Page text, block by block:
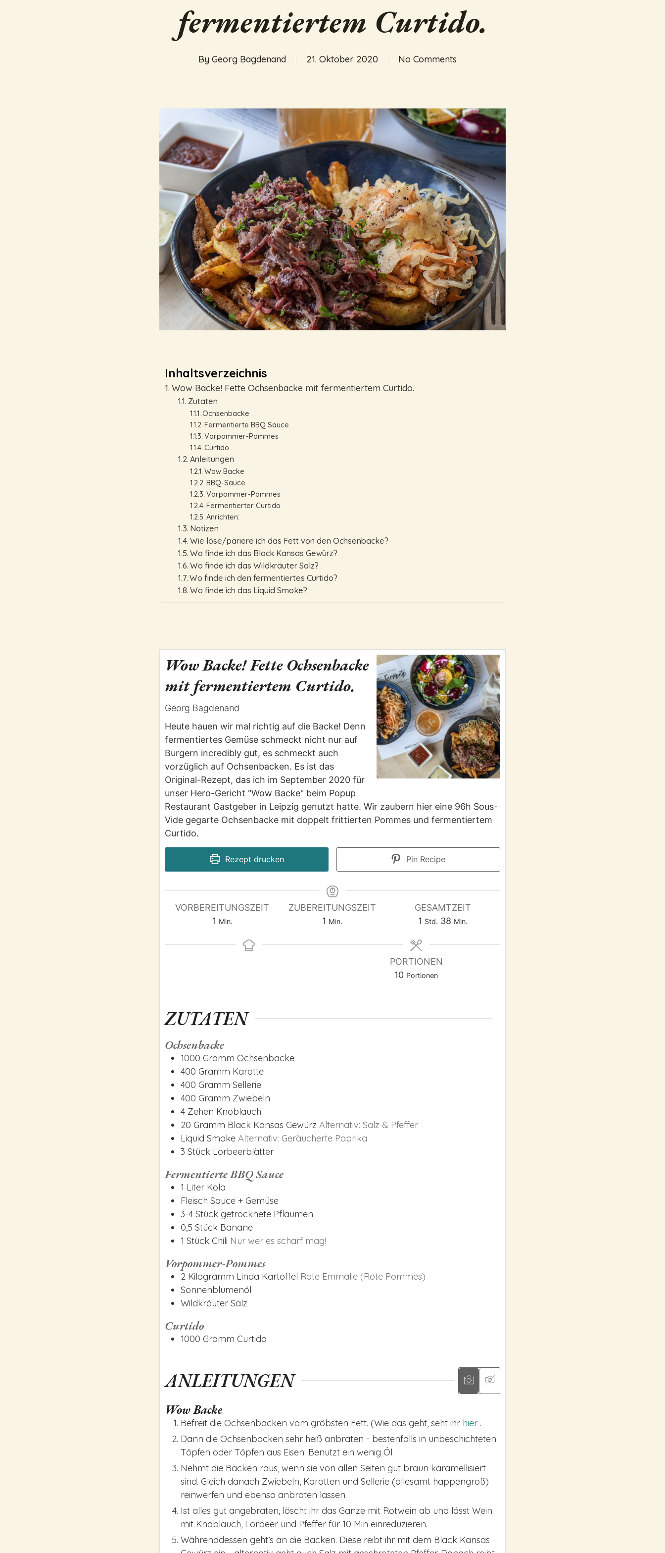
fermentiertem Curtido.
By Georg Bagdenand 21. Oktober 2020 No Comments
Inhaltsverzeichnis
Wow Backe! Fette Ochsenbacke mit fermentiertem Curtido.
Zutaten
Ochsenbacke
Fermentierte BBQ Sauce
Vorpommer-Pommes
Curtido
Anleitungen
Wow Backe
BBQ-Sauce
Vorpommer-Pommes
Fermentierter Curtido
Anrichten:
Notizen
Wie löse/pariere ich das Fett von den Ochsenbacke?
Wo finde ich das Black Kansas Gewürz?
Wo finde ich das Wildkräuter Salz?
Wo finde ich den fermentiertes Curtido?
Wo finde ich das Liquid Smoke?
Wow Backe! Fette Ochsenbacke
mit fermentiertem Curtido.
Georg Bagdenand
Heute hauen wir mal richtig auf die Backe! Denn
fermentiertes Gemüse schmeckt nicht nur auf
Burgern incredibly gut, es schmeckt auch
vorzüglich auf Ochsenbacken. Es ist das
Original-Rezept, das ich im September 2020 für
unser Hero-Gericht "Wow Backe" beim Popup
Restaurant Gastgeber in Leipzig genutzt hatte. Wir zaubern hier eine 96h Sous-
Vide gegarte Ochsenbacke mit doppelt frittierten Pommes und fermentiertem
Curtido.
Rezept drucken Pin Recipe
VORBEREITUNGSZEIT
1 minute
Min.
ZUBEREITUNGSZEIT
1 minute
Min.
GESAMTZEIT
1 Stunde
Std. 38Minuten
Min.
PORTIONEN
10 Portionen
ZUTATEN
Ochsenbacke
1000 Gramm Ochsenbacke
400 Gramm Karotte
400 Gramm Sellerie
400 Gramm Zwiebeln
4 Zehen Knoblauch
20 Gramm Black Kansas Gewürz Alternativ: Salz & Pfeffer
Liquid Smoke Alternativ: Geräucherte Paprika
3 Stück Lorbeerblätter
Fermentierte BBQ Sauce
1 Liter Kola
Fleisch Sauce + Gemüse
3-4 Stück getrocknete Pflaumen
0,5 Stück Banane
1 Stück Chili Nur wer es scharf mag!
Vorpommer-Pommes
2 Kilogramm Linda Kartoffel Rote Emmalie (Rote Pommes)
Sonnenblumenöl
Wildkräuter Salz
Curtido
1000 Gramm Curtido
ANLEITUNGEN
Wow Backe
Befreit die Ochsenbacken vom gröbsten Fett. (Wie das geht, seht ihr hier .
Dann die Ochsenbacken sehr heiß anbraten - bestenfalls in unbeschichteten
Töpfen oder Töpfen aus Eisen. Benutzt ein wenig Öl.
Nehmt die Backen raus, wenn sie von allen Seiten gut braun karamellisiert
sind. Gleich danach Zwiebeln, Karotten und Sellerie (allesamt happengroß)
reinwerfen und ebenso anbraten lassen.
Ist alles gut angebraten, löscht ihr das Ganze mit Rotwein ab und lässt Wein
mit Knoblauch, Lorbeer und Pfeffer für 10 Min einreduzieren.
Währenddessen geht’s an die Backen. Diese reibt ihr mit dem Black Kansas